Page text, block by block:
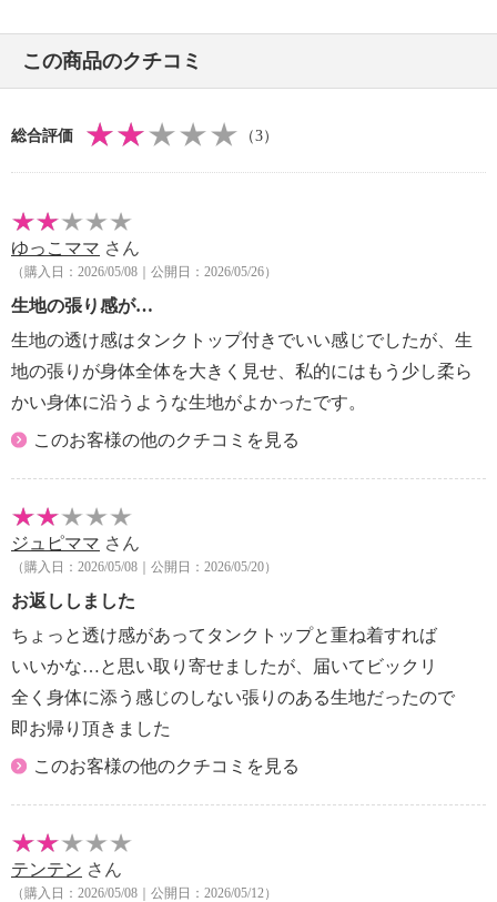
・素材の特性上、多少の縮みあり
・過度な力をかけない
・ネット使用
【個体差あり】
・個体差あり
【原産国（地）】
＜タンクトップ＞
【詳細】
・裏地：なし
・裾スリット：なし
【素材】
・本体ポリエステル１００％
・レースナイロン４５％、綿２０％、レーヨン２
・洗濯機：可
・漂白処理：塩素系・酸素系漂白不可
・タンブル乾燥：不可
・自然乾燥：日陰の吊り干し
・アイロン仕上げ：可（低温）
・ドライクリーニング：石油系ドライクリーニング可
・ウエットクリーニング：可
【メンテナンス（ケアラベル）】
・長時間照射による変退色注意
・単品洗い
・摩擦による色落ち、色移り注意
・素材の特性上、多少の縮みあり
・ネット使用
【個体差あり】
この商品のクチコミ
総合評価 （3）
ゆっこママ さん
（購入日：2026/05/08｜公開日：2026/05/26）
生地の張り感が…
生地の透け感はタンクトップ付きでいい感じでしたが、生
地の張りが身体全体を大きく見せ、私的にはもう少し柔ら
かい身体に沿うような生地がよかったです。
このお客様の他のクチコミを見る
ジュピママ さん
（購入日：2026/05/08｜公開日：2026/05/20）
お返ししました
ちょっと透け感があってタンクトップと重ね着すれば
いいかな…と思い取り寄せましたが、届いてビックリ
全く身体に添う感じのしない張りのある生地だったので
即お帰り頂きました
このお客様の他のクチコミを見る
テンテン さん
（購入日：2026/05/08｜公開日：2026/05/12）